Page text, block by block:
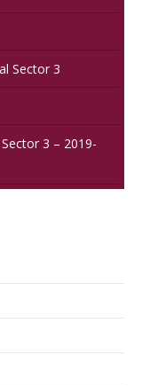
Sector 3
3 – 2019-